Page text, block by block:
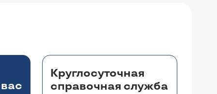
Круглосуточная
справочная служба